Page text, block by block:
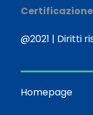
Certificazione
@2021 | Diritti
Homepage